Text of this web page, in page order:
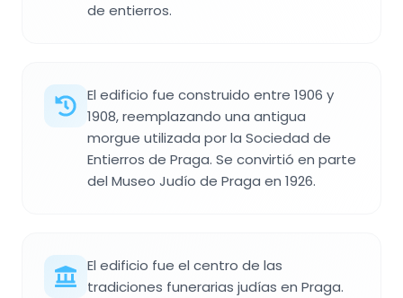
de entierros.
El edificio fue construido entre 1906 y
1908, reemplazando una antigua
morgue utilizada por la Sociedad de
Entierros de Praga. Se convirtió en parte
del Museo Judío de Praga en 1926.
El edificio fue el centro de las
tradiciones funerarias judías en Praga.